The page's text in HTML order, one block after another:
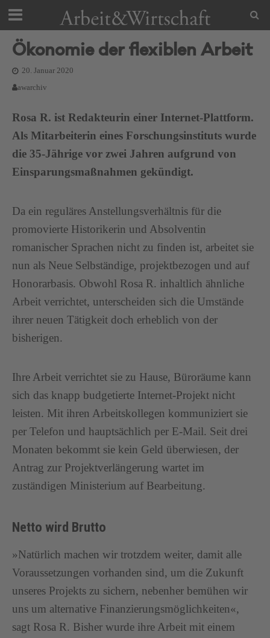
Ökonomie der flexiblen Arbeit
20. Januar 2020
awarchiv
Rosa R. ist Redakteurin einer Internet-Plattform.
Als Mitarbeiterin eines Forschungsinstituts wurde
die 35-Jährige vor zwei Jahren aufgrund von
Einsparungsmaßnahmen gekündigt.
Da ein reguläres Anstellungsverhältnis für die
promovierte Historikerin und Absolventin
romanischer Sprachen nicht zu finden ist, arbeitet sie
nun als Neue Selbständige, projektbezogen und auf
Honorarbasis. Obwohl Rosa R. inhaltlich ähnliche
Arbeit verrichtet, unterscheiden sich die Umstände
ihrer neuen Tätigkeit doch erheblich von der
bisherigen.
Ihre Arbeit verrichtet sie zu Hause, Büroräume kann
sich das knapp budgetierte Internet-Projekt nicht
leisten. Mit ihren Arbeitskollegen kommuniziert sie
per Telefon und hauptsächlich per E-Mail. Seit drei
Monaten bekommt sie kein Geld überwiesen, der
Antrag zur Projektverlängerung wartet im
zuständigen Ministerium auf Bearbeitung.
Netto wird Brutto
»Natürlich machen wir trotzdem weiter, damit alle
Voraussetzungen vorhanden sind, um die Zukunft
unseres Projekts zu sichern, nebenher bemühen wir
uns um alternative Finanzierungsmöglichkeiten«,
sagt Rosa R. Bisher wurde ihre Arbeit mit einem